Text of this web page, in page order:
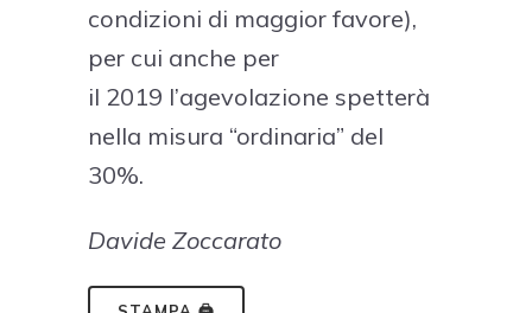
condizioni di maggior favore),
per cui anche per
il 2019 l’agevolazione spetterà
nella misura “ordinaria” del
30%.
Davide Zoccarato